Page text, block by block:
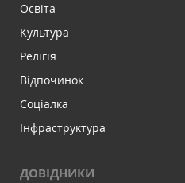
Освіта
Культура
Релігія
Відпочинок
Соціалка
Інфраструктура
ДОВІДНИКИ